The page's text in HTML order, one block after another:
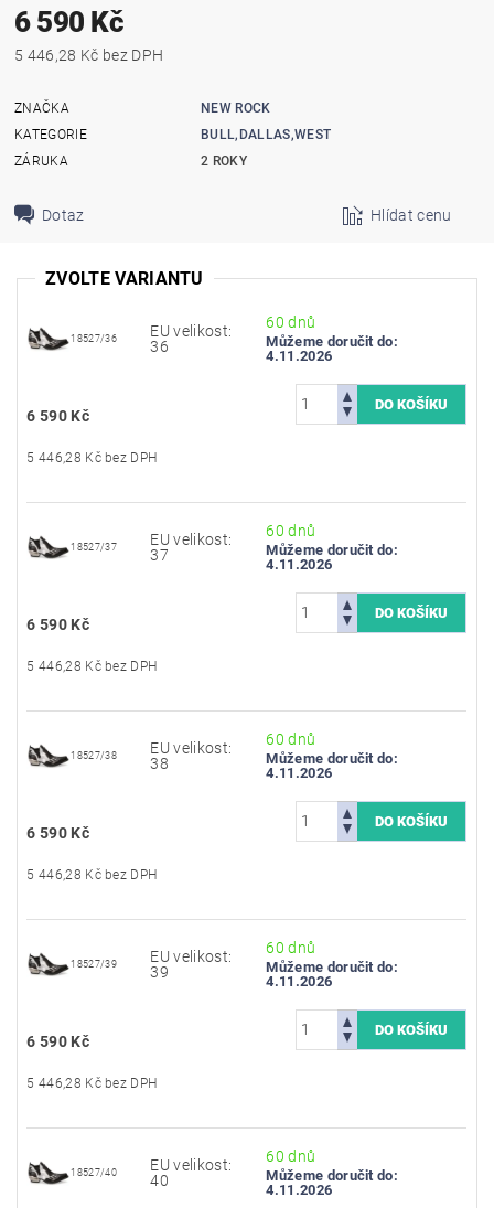
6 590 Kč
5 446,28 Kč bez DPH
ZNAČKA
NEW ROCK
KATEGORIE
BULL,DALLAS,WEST
ZÁRUKA
2 ROKY
Dotaz Hlídat cenu
ZVOLTE VARIANTU
18527/36
EU velikost:
36
60 dnů
Můžeme doručit do:
4.11.2026
6 590 Kč
5 446,28 Kč bez DPH
18527/37
EU velikost:
37
60 dnů
Můžeme doručit do:
4.11.2026
6 590 Kč
5 446,28 Kč bez DPH
18527/38
EU velikost:
38
60 dnů
Můžeme doručit do:
4.11.2026
6 590 Kč
5 446,28 Kč bez DPH
18527/39
EU velikost:
39
60 dnů
Můžeme doručit do:
4.11.2026
6 590 Kč
5 446,28 Kč bez DPH
18527/40
EU velikost:
40
60 dnů
Můžeme doručit do:
4.11.2026